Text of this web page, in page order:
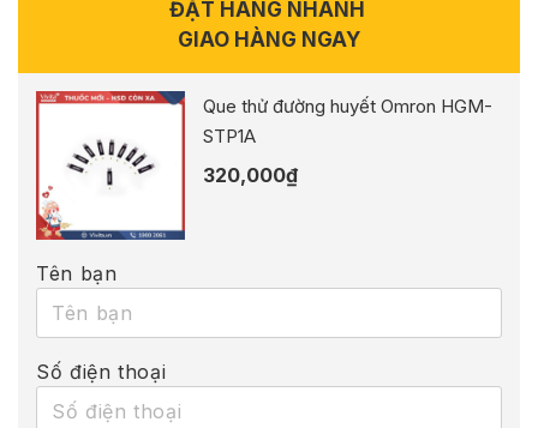
ĐẶT HÀNG NHANH
GIAO HÀNG NGAY
Que thử đường huyết Omron HGM-
STP1A
320,000₫
Tên bạn
Số điện thoại